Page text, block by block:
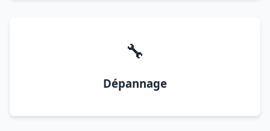
🔧
Dépannage